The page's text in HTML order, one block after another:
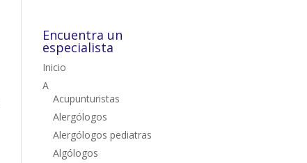
Encuentra un
especialista
Inicio
A
Acupunturistas
Alergólogos
Alergólogos pediatras
Algólogos